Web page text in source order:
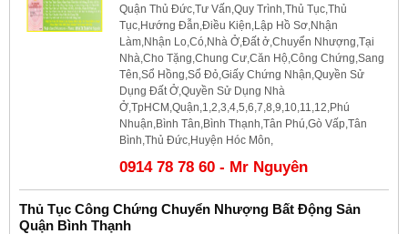
Quận Thủ Đức,Tư Vấn,Quy Trình,Thủ Tục,Thủ
Tục,Hướng Đẫn,Điều Kiện,Lập Hồ Sơ,Nhận
Làm,Nhận Lo,Có,Nhà Ở,Đất ở,Chuyển Nhượng,Tại
Nhà,Cho Tặng,Chung Cư,Căn Hộ,Công Chứng,Sang
Tên,Sổ Hồng,Sổ Đỏ,Giấy Chứng Nhận,Quyền Sử
Dụng Đất Ở,Quyền Sử Dụng Nhà
Ở,TpHCM,Quận,1,2,3,4,5,6,7,8,9,10,11,12,Phú
Nhuận,Bình Tân,Bình Thạnh,Tân Phú,Gò Vấp,Tân
Bình,Thủ Đức,Huyện Hóc Môn,
0914 78 78 60 - Mr Nguyên
Thủ Tục Công Chứng Chuyển Nhượng Bất Động Sản
Quận Bình Thạnh